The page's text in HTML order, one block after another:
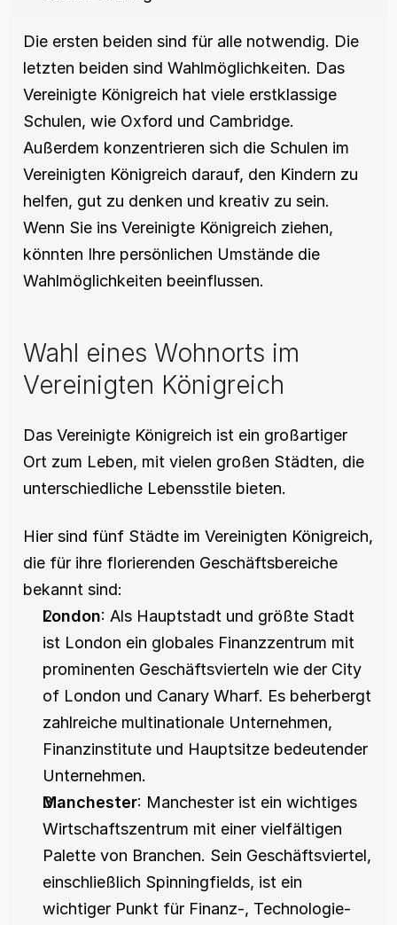
Die ersten beiden sind für alle notwendig. Die
letzten beiden sind Wahlmöglichkeiten. Das
Vereinigte Königreich hat viele erstklassige
Schulen, wie Oxford und Cambridge.
Außerdem konzentrieren sich die Schulen im
Vereinigten Königreich darauf, den Kindern zu
helfen, gut zu denken und kreativ zu sein.
Wenn Sie ins Vereinigte Königreich ziehen,
könnten Ihre persönlichen Umstände die
Wahlmöglichkeiten beeinflussen.
Wahl eines Wohnorts im
Vereinigten Königreich
Das Vereinigte Königreich ist ein großartiger
Ort zum Leben, mit vielen großen Städten, die
unterschiedliche Lebensstile bieten.
Hier sind fünf Städte im Vereinigten Königreich,
die für ihre florierenden Geschäftsbereiche
bekannt sind:
London: Als Hauptstadt und größte Stadt
ist London ein globales Finanzzentrum mit
prominenten Geschäftsvierteln wie der City
of London und Canary Wharf. Es beherbergt
zahlreiche multinationale Unternehmen,
Finanzinstitute und Hauptsitze bedeutender
Unternehmen.
Manchester: Manchester ist ein wichtiges
Wirtschaftszentrum mit einer vielfältigen
Palette von Branchen. Sein Geschäftsviertel,
einschließlich Spinningfields, ist ein
wichtiger Punkt für Finanz-, Technologie-